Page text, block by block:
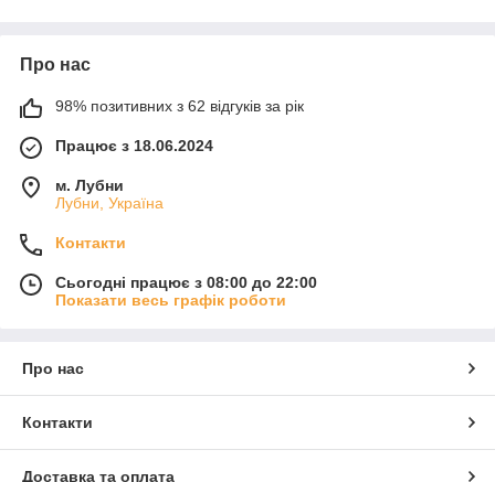
Про нас
98% позитивних з 62 відгуків за рік
Працює з 18.06.2024
м. Лубни
Лубни, Україна
Контакти
Сьогодні працює з 08:00 до 22:00
Показати весь графік роботи
Про нас
Контакти
Доставка та оплата